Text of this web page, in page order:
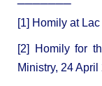
[1] Homily at
[2]
Homily for
Ministry, 24 April